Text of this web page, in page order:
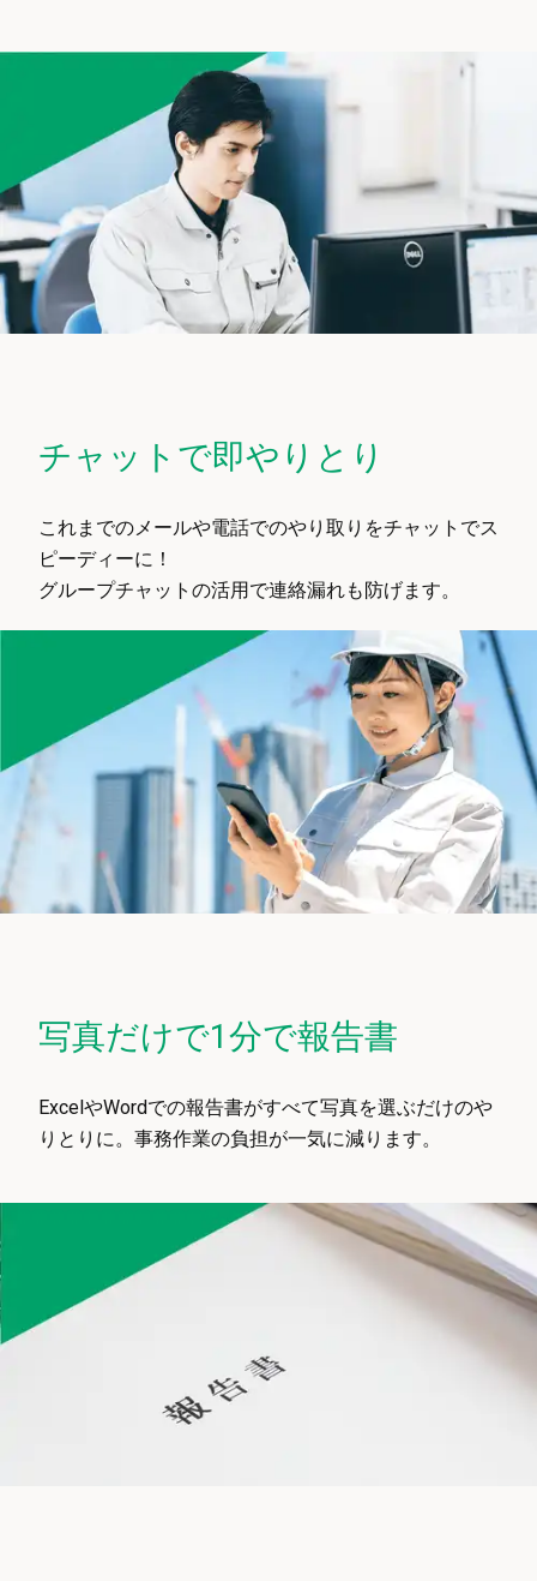
チャットで即やりとり
これまでのメールや電話でのやり取りをチャットでス
ピーディーに！
グループチャットの活用で連絡漏れも防げます。
写真だけで1分で報告書
ExcelやWordでの報告書がすべて写真を選ぶだけのや
りとりに。事務作業の負担が一気に減ります。